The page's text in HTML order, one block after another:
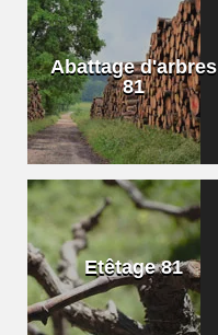
Abattage d'arbres
81
Etêtage 81